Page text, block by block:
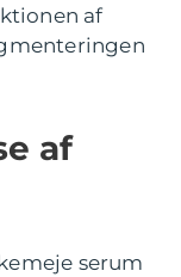
af
af
serum